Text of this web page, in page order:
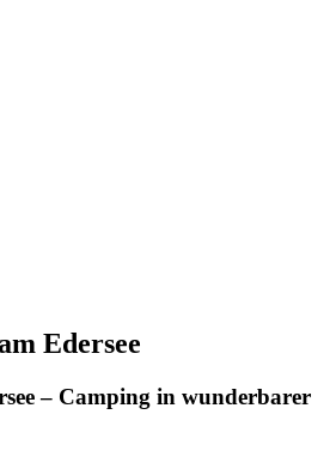
Edersee
– Camping in wunderbarer